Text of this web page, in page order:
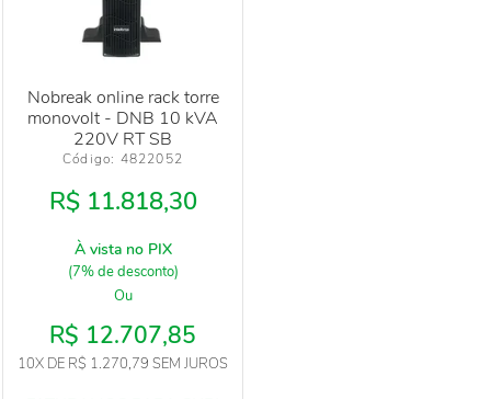
Nobreak online rack torre
monovolt - DNB 10 kVA
220V RT SB
Código: 4822052
R$ 11.818,30
À vista no PIX
(7% de desconto)
Ou
R$ 12.707,85
10X DE R$ 1.270,79 SEM JUROS